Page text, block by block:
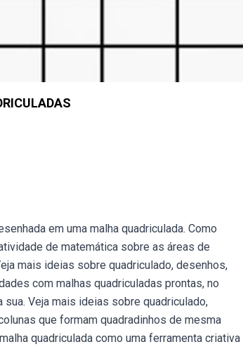
em uma malha quadriculada. Como
de matemática sobre as áreas de
mais ideias sobre quadriculado, desenhos,
com malhas quadriculadas prontas, no
Veja mais ideias sobre quadriculado,
que formam quadradinhos de mesma
quadriculada como uma ferramenta criativa